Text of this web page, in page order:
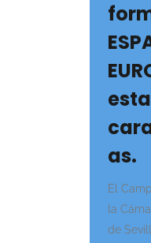
as.
El
la
de